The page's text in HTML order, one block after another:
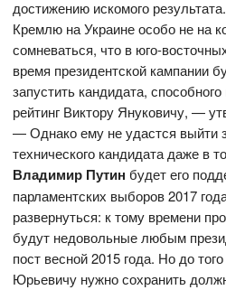
достижению искомого
Кремлю на Украине особо не на
сомневаться, что в юго-
время президентской кампании
запустить кандидата,
рейтинг Виктору Януковичу, —
— Однако ему не удастся выйти
технического кандидата даже в
Владимир Путин будет его
парламентских выборов 2017
развернуться: к тому времени
будут недовольные любым
пост весной 2015 года. Но до
Юрьевичу нужно сохранить